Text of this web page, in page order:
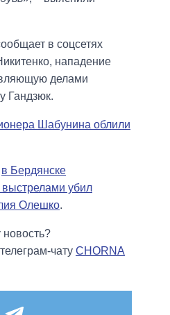
в соцсетях
нападение
делами
Гандзюк.
Шабунина облили
в Бердянске
убил
Олешко.
новость?
чату CHORNA